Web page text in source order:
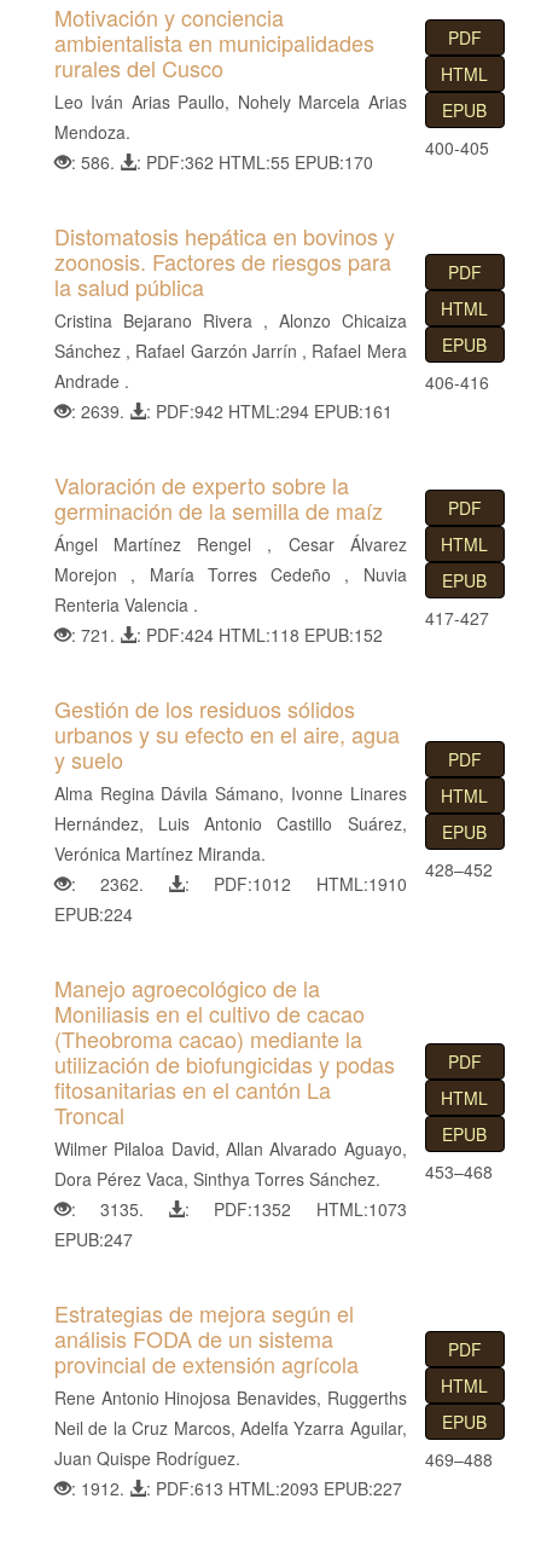
a
a
a
e
a
Motivación y conciencia
ambientalista en municipalidades
rurales del Cusco
Leo Iván Arias Paullo, Nohely Marcela Arias
Mendoza.
: 586.
: PDF:362 HTML:55 EPUB:170
PDF
HTML
EPUB
400-405
Distomatosis hepática en bovinos y
zoonosis. Factores de riesgos para
la salud pública
Cristina Bejarano Rivera , Alonzo Chicaiza
Sánchez , Rafael Garzón Jarrín , Rafael Mera
Andrade .
: 2639.
: PDF:942 HTML:294 EPUB:161
PDF
HTML
EPUB
406-416
Valoración de experto sobre la
germinación de la semilla de maíz
Ángel Martínez Rengel , Cesar Álvarez
Morejon , María Torres Cedeño , Nuvia
Renteria Valencia .
: 721.
: PDF:424 HTML:118 EPUB:152
PDF
HTML
EPUB
417-427
Gestión de los residuos sólidos
urbanos y su efecto en el aire, agua
y suelo
Alma Regina Dávila Sámano, Ivonne Linares
Hernández, Luis Antonio Castillo Suárez,
Verónica Martínez Miranda.
: 2362.
: PDF:1012 HTML:1910
EPUB:224
PDF
HTML
EPUB
428–452
Manejo agroecológico de la
Moniliasis en el cultivo de cacao
(Theobroma cacao) mediante la
utilización de biofungicidas y podas
fitosanitarias en el cantón La
Troncal
Wilmer Pilaloa David, Allan Alvarado Aguayo,
Dora Pérez Vaca, Sinthya Torres Sánchez.
: 3135.
: PDF:1352 HTML:1073
EPUB:247
PDF
HTML
EPUB
453–468
Estrategias de mejora según el
análisis FODA de un sistema
provincial de extensión agrícola
Rene Antonio Hinojosa Benavides, Ruggerths
Neil de la Cruz Marcos, Adelfa Yzarra Aguilar,
Juan Quispe Rodríguez.
: 1912.
: PDF:613 HTML:2093 EPUB:227
PDF
HTML
EPUB
469–488